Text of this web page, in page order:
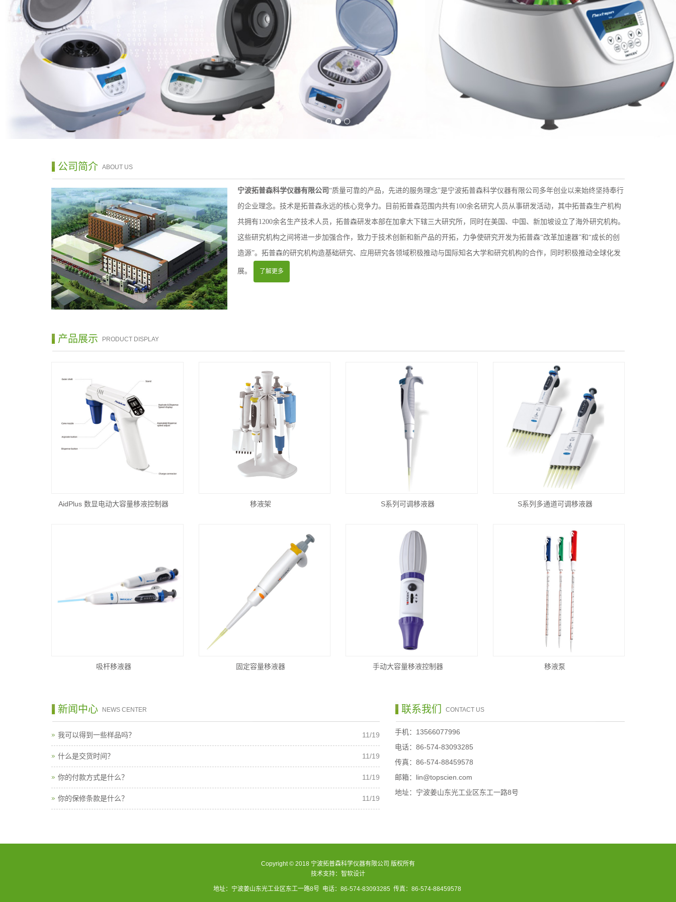
公司简介 ABOUT US
宁波拓普森科学仪器有限公司 “质量可靠的产品，先进的服务理念”是宁波拓普森科学仪器有限公司多年创业以来始终坚持奉行
的企业理念。技术是拓普森永远的核心竞争力。目前拓普森范围内共有100余名研究人员从事研发活动，其中拓普森生产机构
共拥有1200余名生产技术人员，拓普森研发本部在加拿大下辖三大研究所，同时在美国、中国、新加坡设立了海外研究机构。
这些研究机构之间将进一步加强合作，致力于技术创新和新产品的开拓，力争使研究开发为拓普森“改革加速器”和“成长的创
造源”。拓普森的研究机构造基础研究、应用研究各领域积极推动与国际知名大学和研究机构的合作，同时积极推动全球化发
展。 了解更多
产品展示 PRODUCT DISPLAY
AidPlus 数显电动大容量移液控制器 移液架 S系列可调移液器 S系列多通道可调移液器
吸杆移液器 固定容量移液器 手动大容量移液控制器 移液泵
新闻中心 NEWS CENTER
我可以得到一些样品吗？ 11/19
什么是交货时间？ 11/19
你的付款方式是什么？ 11/19
你的保修条款是什么？ 11/19
联系我们 CONTACT US
手机：13566077996
电话：86-574-83093285
传真：86-574-88459578
邮箱：lin@topscien.com
地址：宁波姜山东光工业区东工一路8号
Copyright © 2018 宁波拓普森科学仪器有限公司 版权所有
技术支持： 智软设计
地址：宁波姜山东光工业区东工一路8号 电话：86-574-83093285 传真：86-574-88459578